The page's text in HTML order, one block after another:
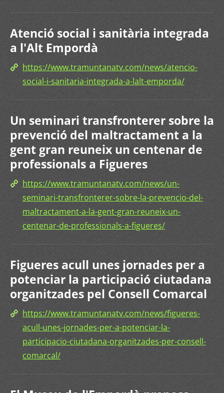
Atenció social i sanitària integrada
a l'Alt Empordà
https://www.tramuntanatv.com/news/atencio-
social-i-sanitaria-integrada-a-lalt-emporda/
Un seminari transfronterer sobre la
prevenció del maltractament a la
gent gran reuneix un centenar de
professionals a Figueres
https://www.tramuntanatv.com/news/un-
seminari-transfronterer-sobre-la-prevencio-del-
maltractament-a-la-gent-gran-reuneix-un-
centenar-de-professionals-a-figueres/
Figueres acull unes jornades per a
potenciar la participació ciutadana
organitzades pel Consell Comarcal
https://www.tramuntanatv.com/news/figueres-
acull-unes-jornades-per-a-potenciar-la-
participacio-ciutadana-organitzades-per-consell-
comarcal/